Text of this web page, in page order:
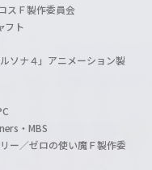
スＦ製作委員会
フト
ナ４」アニメーション製
・MBS
ー／ゼロの使い魔Ｆ製作委